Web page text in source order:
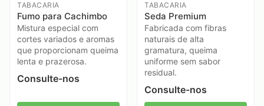
TABACARIA
Fumo para Cachimbo
Mistura especial com
cortes variados e aromas
que proporcionam queima
lenta e prazerosa.
Consulte-nos
TABACARIA
Seda Premium
Fabricada com fibras
naturais de alta
gramatura, queima
uniforme sem sabor
residual.
Consulte-nos